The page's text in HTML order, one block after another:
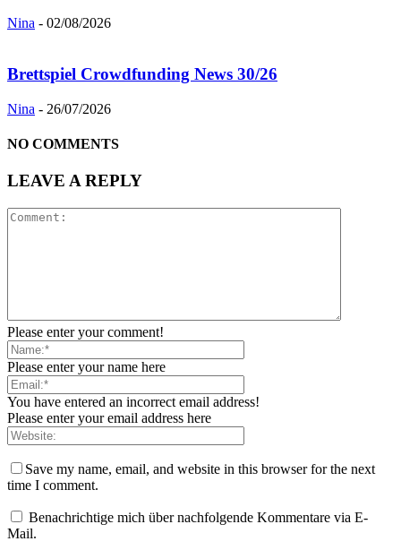
Nina - 02/08/2026
Brettspiel Crowdfunding News 30/26
Nina - 26/07/2026
NO COMMENTS
LEAVE A REPLY
Please enter your comment!
Please enter your name here
You have entered an incorrect email address!
Please enter your email address here
Save my name, email, and website in this browser for the next
time I comment.
Benachrichtige mich über nachfolgende Kommentare via E-
Mail.